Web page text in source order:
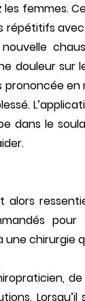
les femmes.
répétitifs
douleur
dans le
pour
chirurgie
Lorsqu’il